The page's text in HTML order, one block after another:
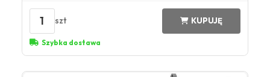
1 szt KUPUJĘ
Szybka dostawa